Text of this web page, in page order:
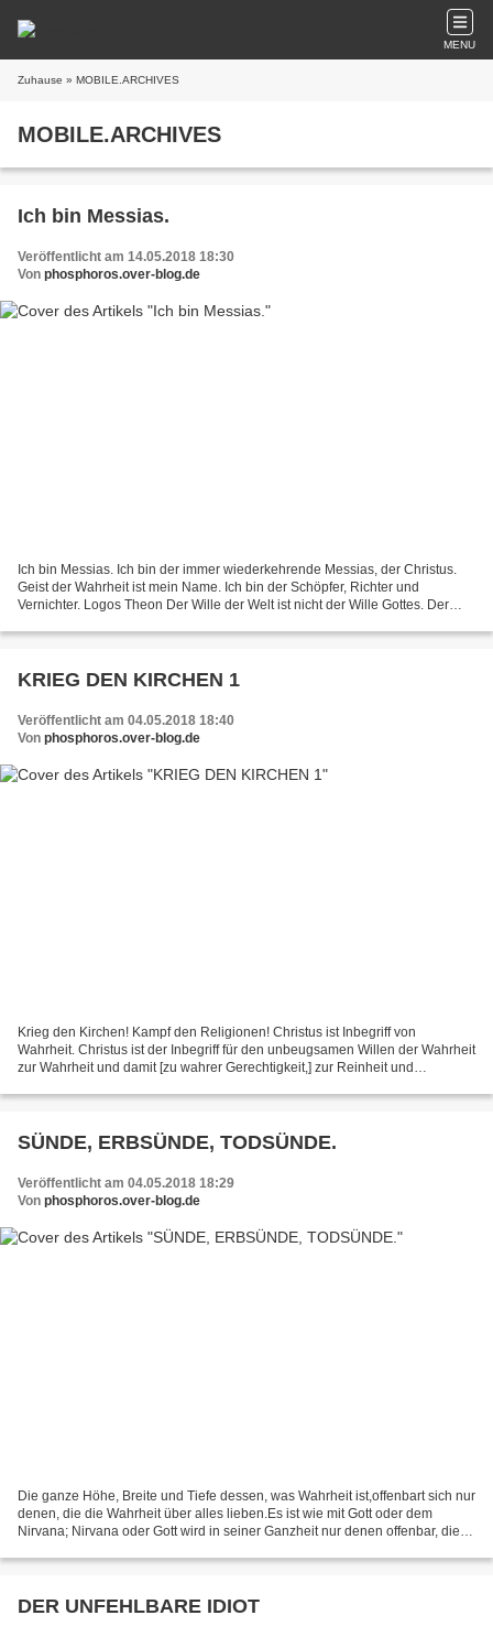
MENU
Zuhause » MOBILE.ARCHIVES
MOBILE.ARCHIVES
Ich bin Messias.
Veröffentlicht am 14.05.2018 18:30
Von phosphoros.over-blog.de
Ich bin Messias. Ich bin der immer wiederkehrende Messias, der Christus.
Geist der Wahrheit ist mein Name. Ich bin der Schöpfer, Richter und
Vernichter. Logos Theon Der Wille der Welt ist nicht der Wille Gottes. Der
KRIEG DEN KIRCHEN 1
Veröffentlicht am 04.05.2018 18:40
Von phosphoros.over-blog.de
Krieg den Kirchen! Kampf den Religionen! Christus ist Inbegriff von
Wahrheit. Christus ist der Inbegriff für den unbeugsamen Willen der Wahrheit
zur Wahrheit und damit [zu wahrer Gerechtigkeit,] zur Reinheit und
SÜNDE, ERBSÜNDE, TODSÜNDE.
Veröffentlicht am 04.05.2018 18:29
Von phosphoros.over-blog.de
Die ganze Höhe, Breite und Tiefe dessen, was Wahrheit ist,offenbart sich nur
denen, die die Wahrheit über alles lieben.Es ist wie mit Gott oder dem
Nirvana; Nirvana oder Gott wird in seiner Ganzheit nur denen offenbar, die
DER UNFEHLBARE IDIOT